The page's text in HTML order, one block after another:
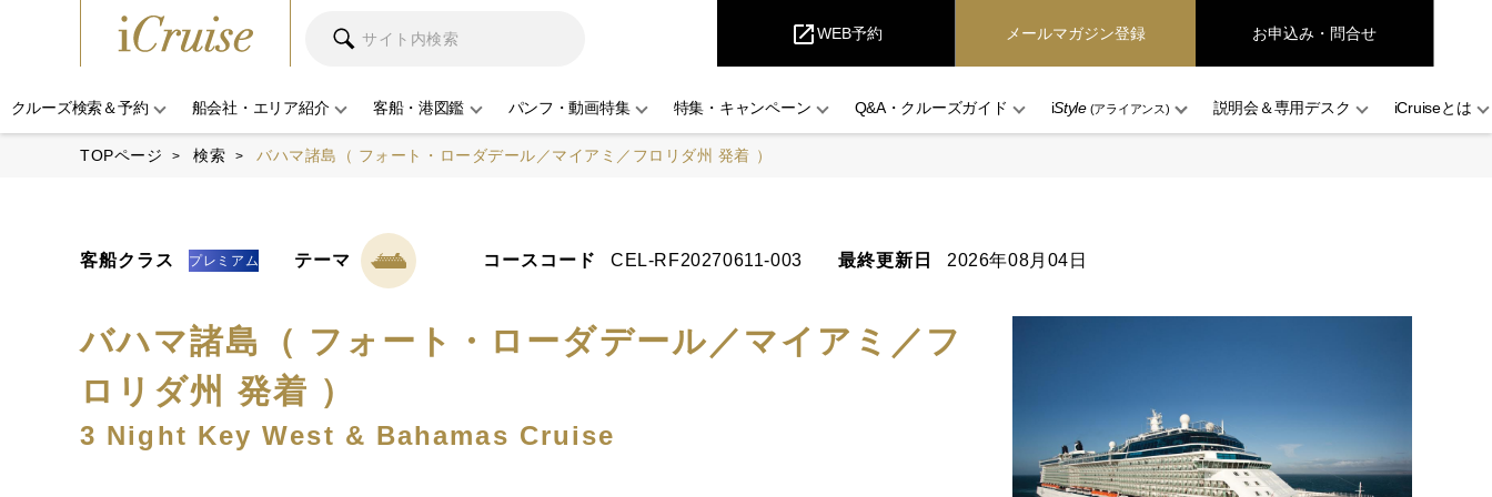
open_in_newWEB予約 メールマガジン登録 お申込み・問合せ
クルーズ検索＆予約 船会社・エリア紹介 客船・港図鑑 パンフ・動画特集 特集・キャンペーン Q&A・クルーズガイド iStyle(アライアンス) 説明会＆専用デスク iCruiseとは
TOPページ 検索 バハマ諸島（ フォート・ローダデール／マイアミ／フロリダ州 発着 ）
客船クラス プレミアム テーマ コースコード CEL-RF20270611-003 最終更新日 2026年08月04日
バハマ諸島（ フォート・ローダデール／マイアミ／フ
ロリダ州 発着 ）
3 Night Key West & Bahamas Cruise